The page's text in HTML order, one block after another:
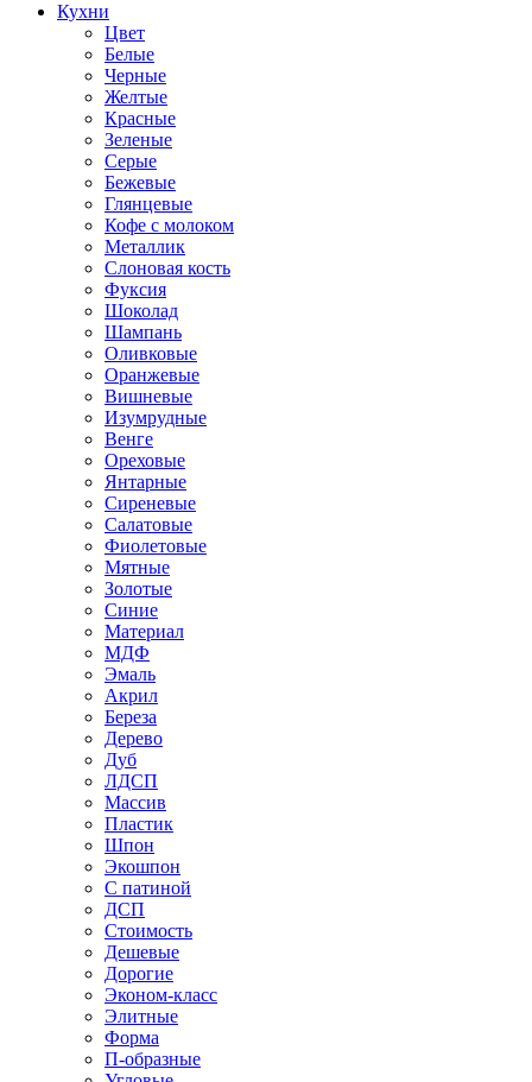
Кухни
Цвет
Белые
Черные
Желтые
Красные
Зеленые
Серые
Бежевые
Глянцевые
Кофе с молоком
Металлик
Слоновая кость
Фуксия
Шоколад
Шампань
Оливковые
Оранжевые
Вишневые
Изумрудные
Венге
Ореховые
Янтарные
Сиреневые
Салатовые
Фиолетовые
Мятные
Золотые
Синие
Материал
МДФ
Эмаль
Акрил
Береза
Дерево
Дуб
ЛДСП
Массив
Пластик
Шпон
Экошпон
С патиной
ДСП
Стоимость
Дешевые
Дорогие
Эконом-класс
Элитные
Форма
П-образные